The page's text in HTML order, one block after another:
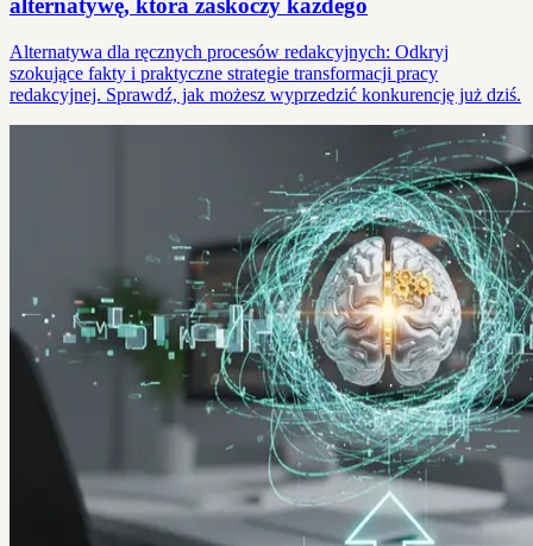
alternatywę, która zaskoczy każdego
Alternatywa dla ręcznych procesów redakcyjnych: Odkryj
szokujące fakty i praktyczne strategie transformacji pracy
redakcyjnej. Sprawdź, jak możesz wyprzedzić konkurencję już dziś.